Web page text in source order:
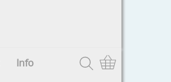
Info